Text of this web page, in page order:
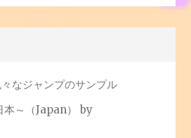
なジャンプのサンプル
～（Japan） by